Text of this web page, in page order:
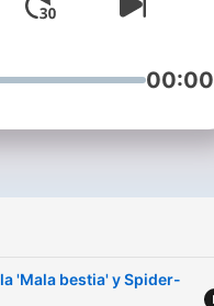
que no se puede
guionistas...
de esta película
noticias de
00:00
'Mala bestia' y Spider-